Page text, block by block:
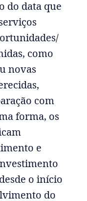
do data que
como
novas
com
forma, os
e
o início
do